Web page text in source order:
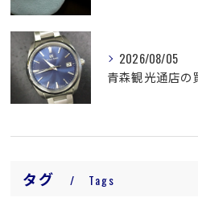
2026/08/05
タグ Tags